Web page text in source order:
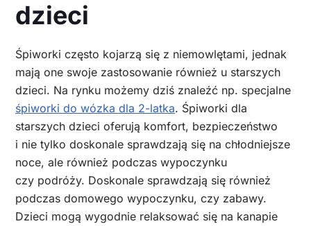
dzieci
Śpiworki często kojarzą się z niemowlętami, jednak
mają one swoje zastosowanie również u starszych
dzieci. Na rynku możemy dziś znaleźć np. specjalne
śpiworki do wózka dla 2-latka. Śpiworki dla
starszych dzieci oferują komfort, bezpieczeństwo
i nie tylko doskonale sprawdzają się na chłodniejsze
noce, ale również podczas wypoczynku
czy podróży. Doskonale sprawdzają się również
podczas domowego wypoczynku, czy zabawy.
Dzieci mogą wygodnie relaksować się na kanapie